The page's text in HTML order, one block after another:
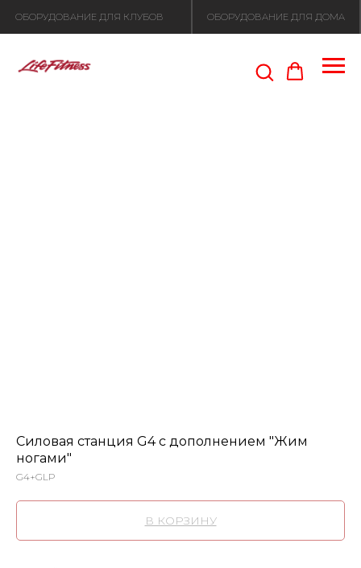
Силовая станция G4 c дополнением "Жим
ногами"
G4+GLP
В КОРЗИНУ